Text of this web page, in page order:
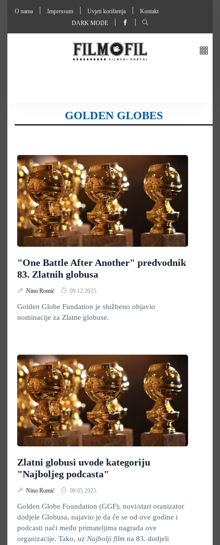
O nama Impressum Uvjeti korištenja
Kontakt
DARK MODE
GOLDEN GLOBES
"One Battle After Another" predvodnik
83. Zlatnih globusa
Nino Romić 09.12.2025.
Golden Globe Fundation je službeno objavio
nominacije za Zlatne globuse.
Zlatni globusi uvode kategoriju
"Najboljeg podcasta"
Nino Romić 08.05.2025.
Golden Globe Foundation (GGF), novi/stari oranizator
dodjele Globusa, najavio je da će se od ove godine i
podcasti naći među primateljima nagrada ove
organizacije. Tako, uz Najbolji film na 83. dodjeli